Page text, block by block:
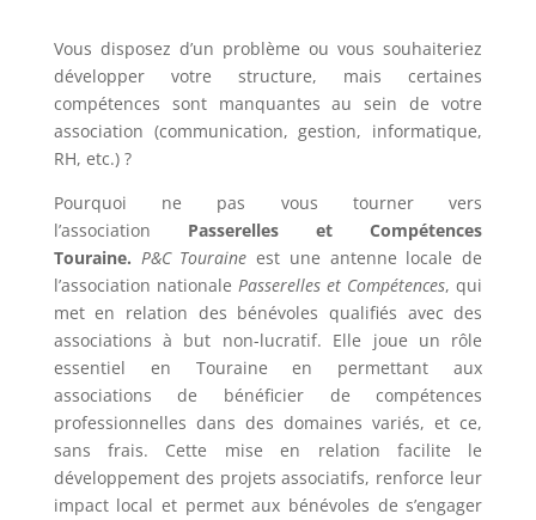
Vous disposez d’un problème ou vous souhaiteriez
développer votre structure, mais certaines
compétences sont manquantes au sein de votre
association (communication, gestion, informatique,
RH, etc.) ?
Pourquoi ne pas vous tourner vers
l’association Passerelles et Compétences
Touraine. P&C Touraineest une antenne locale de
l’association nationale Passerelles et Compétences, qui
met en relation des bénévoles qualifiés avec des
associations à but non-lucratif. Elle joue un rôle
essentiel en Touraine en permettant aux
associations de bénéficier de compétences
professionnelles dans des domaines variés, et ce,
sans frais. Cette mise en relation facilite le
développement des projets associatifs, renforce leur
impact local et permet aux bénévoles de s’engager